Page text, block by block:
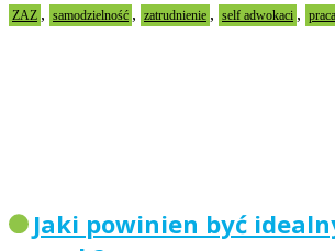
ZAZ , samodzielność , zatrudnienie , self adwokaci , praca
Jaki powinien być